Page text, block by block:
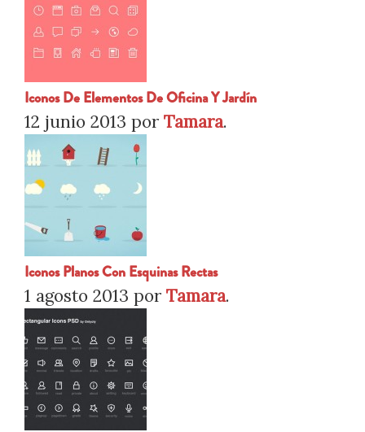
Iconos De Elementos De Oficina Y Jardín
12 junio 2013 por Tamara.
Iconos Planos Con Esquinas Rectas
1 agosto 2013 por Tamara.